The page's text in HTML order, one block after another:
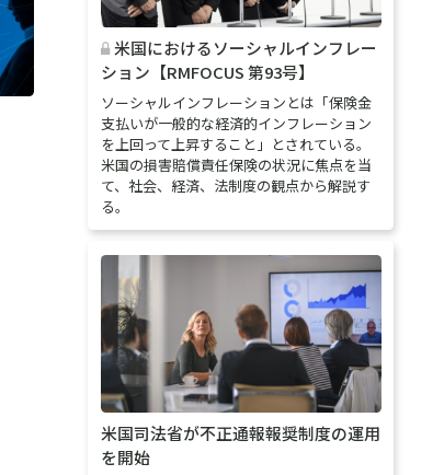
米国におけるソーシャルインフレー
ション【RMFOCUS 第93号】
ソーシャルインフレーションとは「保険金
支払いが一般的な経済的インフレーション
を上回って上昇すること」とされている。
米国の損害賠償責任保険の状況に焦点を当
て、社会、経済、法制度の観点から解説す
る。
米国司法省が不正通報報奨制度の運用
を開始